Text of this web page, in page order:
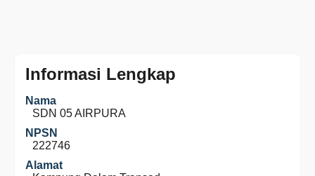
Informasi Lengkap
Nama
SDN 05 AIRPURA
NPSN
222746
Alamat